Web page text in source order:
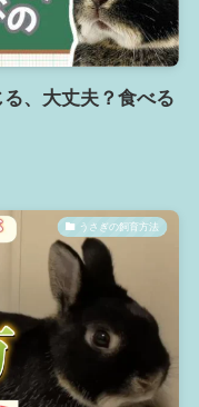
、大丈夫？食べる
うさぎの飼育方法